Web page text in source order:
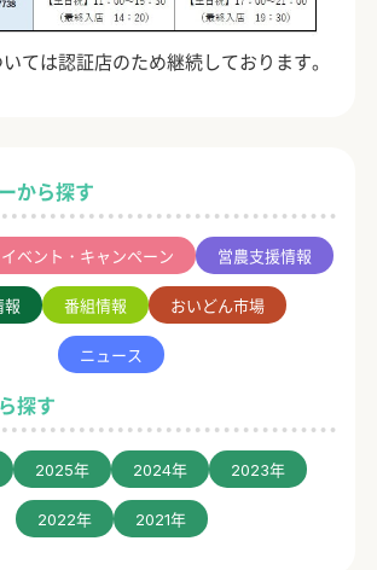
から探す
イベント・キャンペーン 営農支援情報
報 番組情報 おいどん市場
ニュース
探す
2025年 2024年 2023年
2022年 2021年
ては認証店のため継続しております。